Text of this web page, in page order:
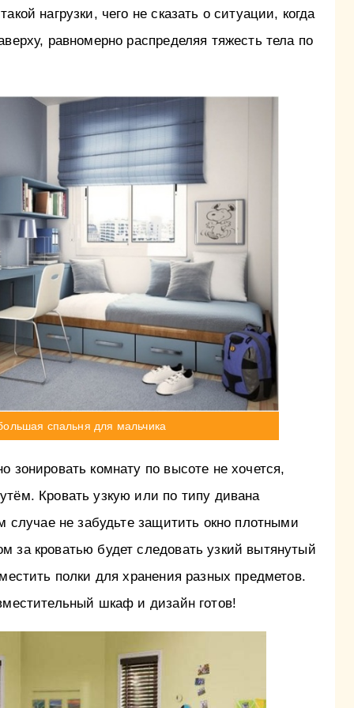
нагрузки, чего не сказать о ситуации, когда
равномерно распределяя тяжесть тела по
спальня для мальчика
зонировать комнату по высоте не хочется,
Кровать узкую или по типу дивана
случае не забудьте защитить окно плотными
кроватью будет следовать узкий вытянутый
полки для хранения разных предметов.
шкаф и дизайн готов!